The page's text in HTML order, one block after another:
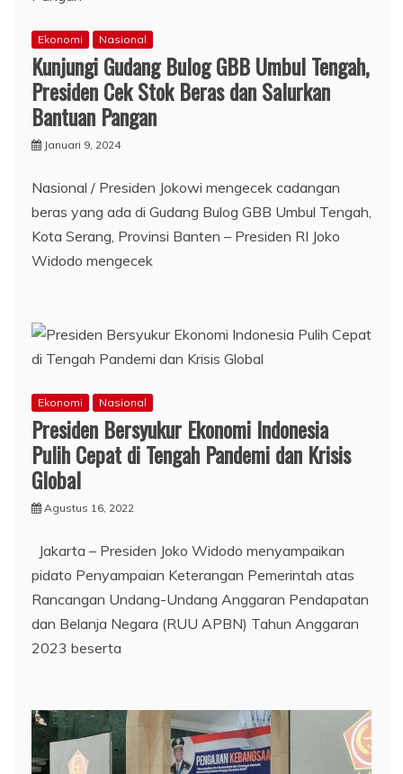
Ekonomi Nasional
Kunjungi Gudang Bulog GBB Umbul Tengah,
Presiden Cek Stok Beras dan Salurkan
Bantuan Pangan
Januari 9, 2024
Nasional / Presiden Jokowi mengecek cadangan
beras yang ada di Gudang Bulog GBB Umbul Tengah,
Kota Serang, Provinsi Banten – Presiden RI Joko
Widodo mengecek
Ekonomi Nasional
Presiden Bersyukur Ekonomi Indonesia
Pulih Cepat di Tengah Pandemi dan Krisis
Global
Agustus 16, 2022
Jakarta – Presiden Joko Widodo menyampaikan
pidato Penyampaian Keterangan Pemerintah atas
Rancangan Undang-Undang Anggaran Pendapatan
dan Belanja Negara (RUU APBN) Tahun Anggaran
2023 beserta